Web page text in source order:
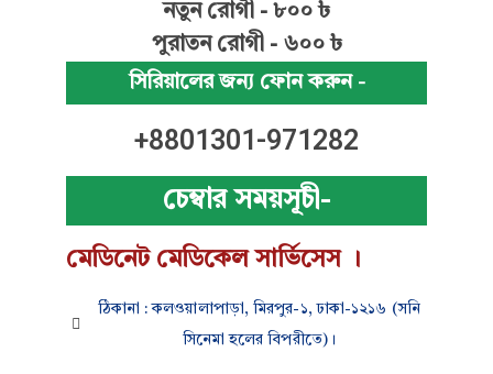
নতুন রোগী - ৮০০ ৳
পুরাতন রোগী - ৬০০ ৳
সিরিয়ালের জন্য ফোন করুন -
+8801301-971282
চেম্বার সময়সূচী-
মেডিনেট মেডিকেল সার্ভিসেস ।
ঠিকানা : কলওয়ালাপাড়া, মিরপুর-১, ঢাকা-১২১৬ (সনি
সিনেমা হলের বিপরীতে)।